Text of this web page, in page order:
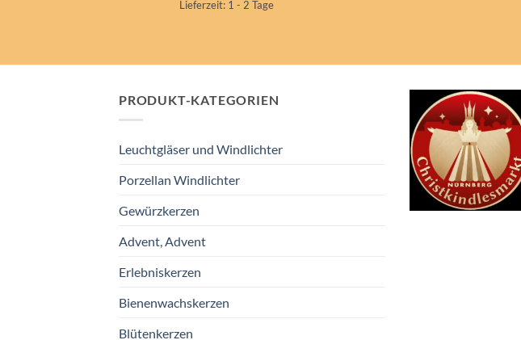
Lieferzeit: 1 - 2 Tage
PRODUKT-KATEGORIEN
Leuchtgläser und Windlichter
Porzellan Windlichter
Gewürzkerzen
Advent, Advent
Erlebniskerzen
Bienenwachskerzen
Blütenkerzen